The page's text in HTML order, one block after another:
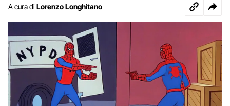
A cura di Lorenzo Longhitano